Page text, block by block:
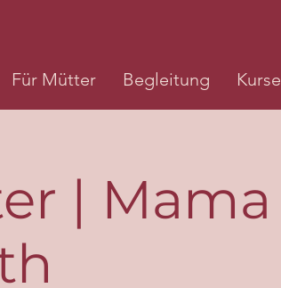
Für Mütter Begleitung Kurse
| Mama